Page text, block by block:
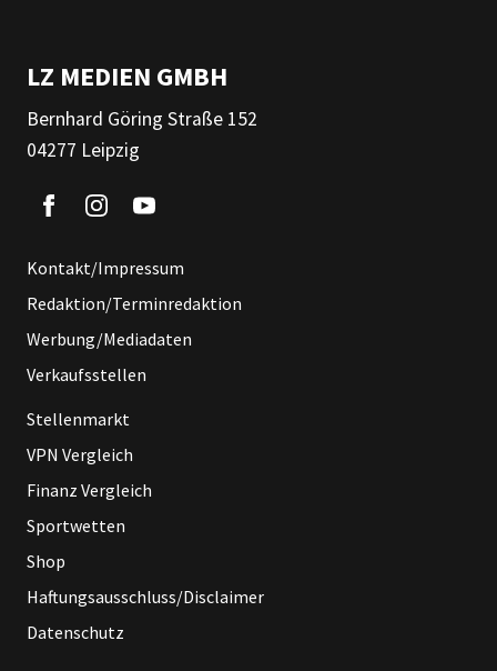
LZ MEDIEN GMBH
Bernhard Göring Straße 152
04277 Leipzig
Kontakt/Impressum
Redaktion/Terminredaktion
Werbung/Mediadaten
Verkaufsstellen
Stellenmarkt
VPN Vergleich
Finanz Vergleich
Sportwetten
Shop
Haftungsausschluss/Disclaimer
Datenschutz